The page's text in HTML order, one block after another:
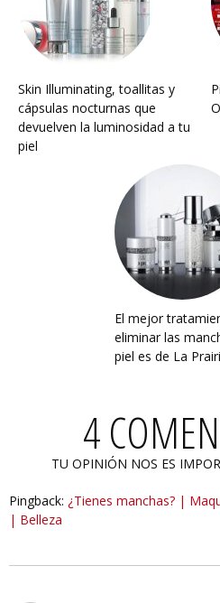
Skin Illuminating, toallitas y
cápsulas nocturnas que
devuelven la luminosidad a tu
piel
El mejor
eliminar las
piel es de La
4
TU OPINIÓN NOS ES
Pingback: ¿Tienes manchas? |
| Belleza